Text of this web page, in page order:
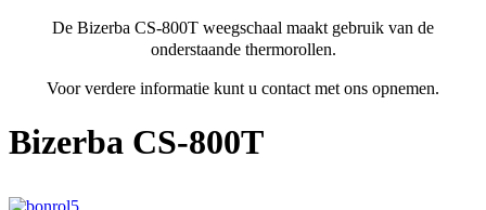
De Bizerba CS-800T weegschaal maakt gebruik van de
onderstaande thermorollen.
Voor verdere informatie kunt u contact met ons opnemen.
Bizerba CS-800T